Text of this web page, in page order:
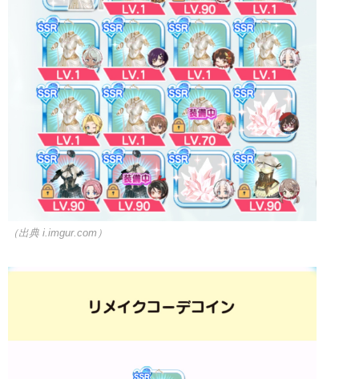
（出典 i.imgur.com）